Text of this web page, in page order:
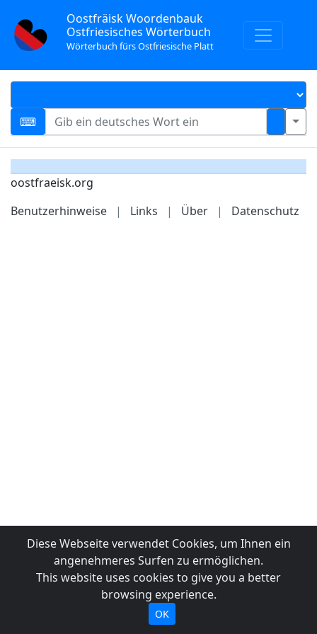
Oostfräisk Woordenbauk
Ostfriesisches Wörterbuch
Wörterbuch fürs Ostfriesische Platt
oostfraeisk.org
Benutzerhinweise
| Links | Über | Datenschutz
Diese Webseite verwendet Cookies, um Ihnen ein
angenehmeres Surfen zu ermöglichen.
This website uses cookies to give you a better
browsing experience.
OK